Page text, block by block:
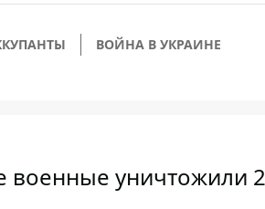
ВОЙНА В УКРАИНЕ
военные уничтожили